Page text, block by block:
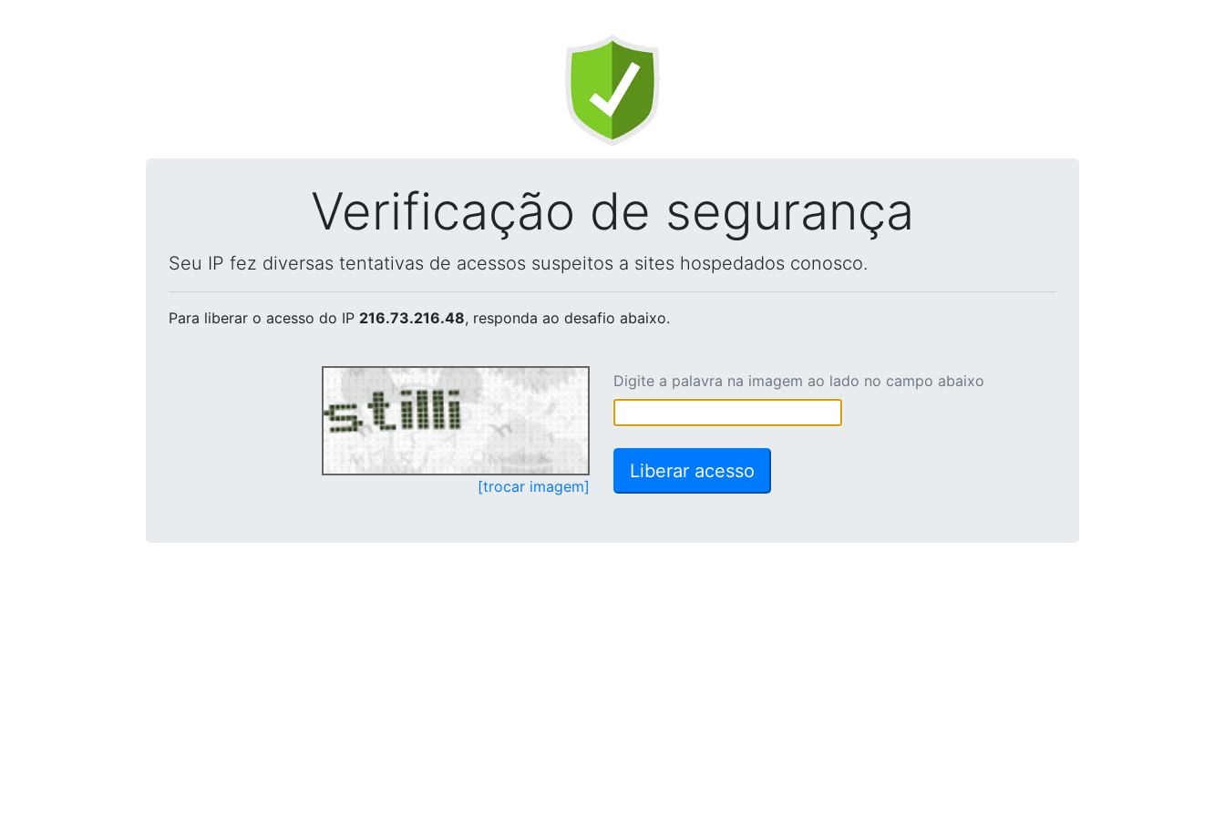
Verificação de segurança
Seu IP fez diversas tentativas de acessos suspeitos a sites hospedados conosco.
Para liberar o acesso do IP 216.73.216.48, responda ao desafio abaixo.
[trocar imagem]
Digite a palavra na imagem ao lado no campo abaixo